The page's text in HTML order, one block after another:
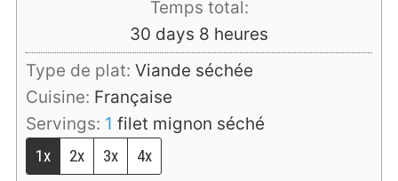
Temps total:
30 days
days 8 heures
heures
Type de plat: Viande séchée
Cuisine: Française
Servings: 1 filet mignon séché
1x
2x 3x 4x